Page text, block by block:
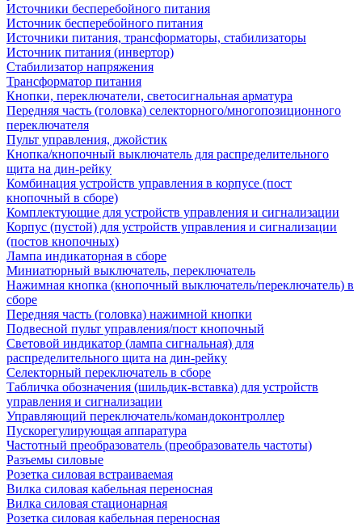
Источники бесперебойного питания
Источник бесперебойного питания
Источники питания, трансформаторы, стабилизаторы
Источник питания (инвертор)
Стабилизатор напряжения
Трансформатор питания
Кнопки, переключатели, светосигнальная арматура
Передняя часть (головка) селекторного/многопозиционного
переключателя
Пульт управления, джойстик
Кнопка/кнопочный выключатель для распределительного
щита на дин-рейку
Комбинация устройств управления в корпусе (пост
кнопочный в сборе)
Комплектующие для устройств управления и сигнализации
Корпус (пустой) для устройств управления и сигнализации
(постов кнопочных)
Лампа индикаторная в сборе
Миниатюрный выключатель, переключатель
Нажимная кнопка (кнопочный выключатель/переключатель) в
сборе
Передняя часть (головка) нажимной кнопки
Подвесной пульт управления/пост кнопочный
Световой индикатор (лампа сигнальная) для
распределительного щита на дин-рейку
Селекторный переключатель в сборе
Табличка обозначения (шильдик-вставка) для устройств
управления и сигнализации
Управляющий переключатель/командоконтроллер
Пускорегулирующая аппаратура
Частотный преобразователь (преобразователь частоты)
Разъемы силовые
Розетка силовая встраиваемая
Вилка силовая кабельная переносная
Вилка силовая стационарная
Розетка силовая кабельная переносная